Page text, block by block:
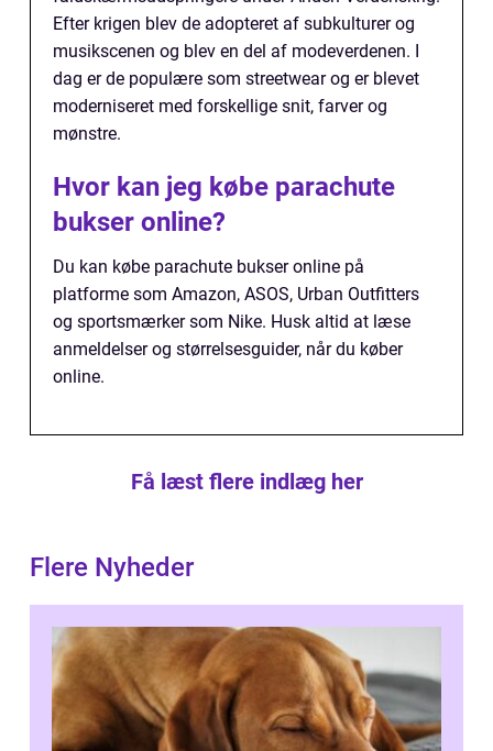
Efter krigen blev de adopteret af subkulturer og
musikscenen og blev en del af modeverdenen. I
dag er de populære som streetwear og er blevet
moderniseret med forskellige snit, farver og
mønstre.
Hvor kan jeg købe parachute
bukser online?
Du kan købe parachute bukser online på
platforme som Amazon, ASOS, Urban Outfitters
og sportsmærker som Nike. Husk altid at læse
anmeldelser og størrelsesguider, når du køber
online.
Få læst flere indlæg her
Flere Nyheder